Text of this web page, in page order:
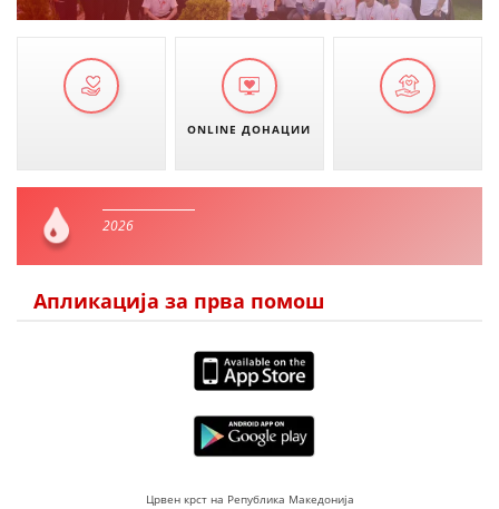
ONLINE ДОНАЦИИ
2026
Апликација за прва помош
Црвен крст на Република Македонија